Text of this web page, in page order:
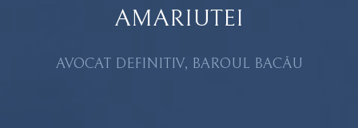
AMARIUTEI
AVOCAT DEFINITIV, BAROUL BACĂU